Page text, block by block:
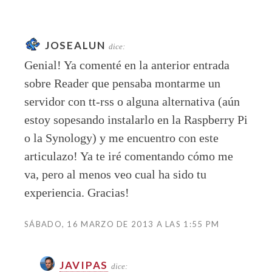
JOSEALUN dice:
Genial! Ya comenté en la anterior entrada
sobre Reader que pensaba montarme un
servidor con tt-rss o alguna alternativa (aún
estoy sopesando instalarlo en la Raspberry Pi
o la Synology) y me encuentro con este
articulazo! Ya te iré comentando cómo me
va, pero al menos veo cual ha sido tu
experiencia. Gracias!
SÁBADO, 16 MARZO DE 2013 A LAS 1:55 PM
JAVIPAS dice: